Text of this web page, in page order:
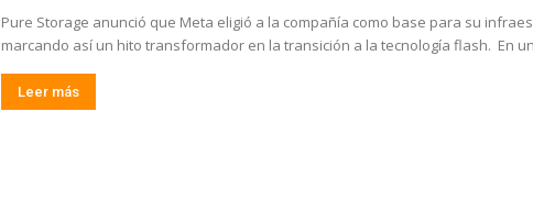
Pure Storage anunció que Meta eligió a la compañía como base para su
marcando así un hito transformador en la transición a la tecnología flash. En
Leer más